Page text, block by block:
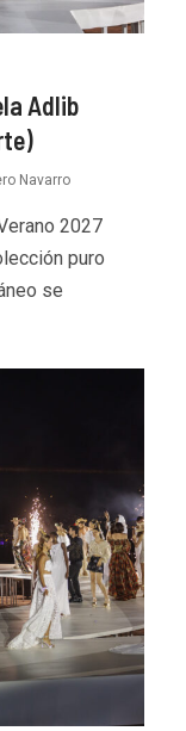
Adlib
Navarro
2027
puro
se